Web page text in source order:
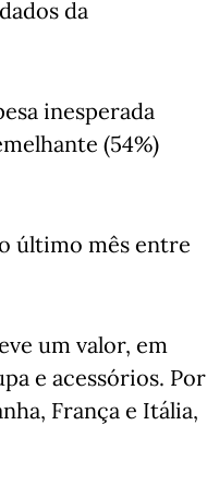
da
inesperada
(54%)
último mês entre
um valor, em
e acessórios. Por
França e Itália,